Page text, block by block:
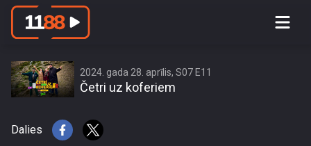
Kādēļ Lauris Reiniks nosauc attiecību
2024. gada 28. aprīlis, S07 E11
Četri uz koferiem
Dalies